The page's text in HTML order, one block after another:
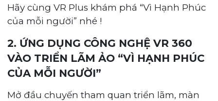
Hãy cùng VR Plus khám phá “Vì Hạnh Phúc
của mỗi người” nhé !
2. ỨNG DỤNG CÔNG NGHỆ VR 360
VÀO TRIỂN LÃM ẢO “VÌ HẠNH PHÚC
CỦA MỖI NGƯỜI”
Mở đầu chuyến tham quan triển lãm, màn